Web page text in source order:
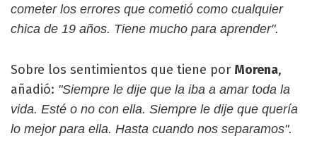
cometer los errores que cometió como cualquier
chica de 19 años. Tiene mucho para aprender".
Sobre los sentimientos que tiene por Morena,
añadió: "Siempre le dije que la iba a amar toda la
vida. Esté o no con ella. Siempre le dije que quería
lo mejor para ella. Hasta cuando nos separamos".